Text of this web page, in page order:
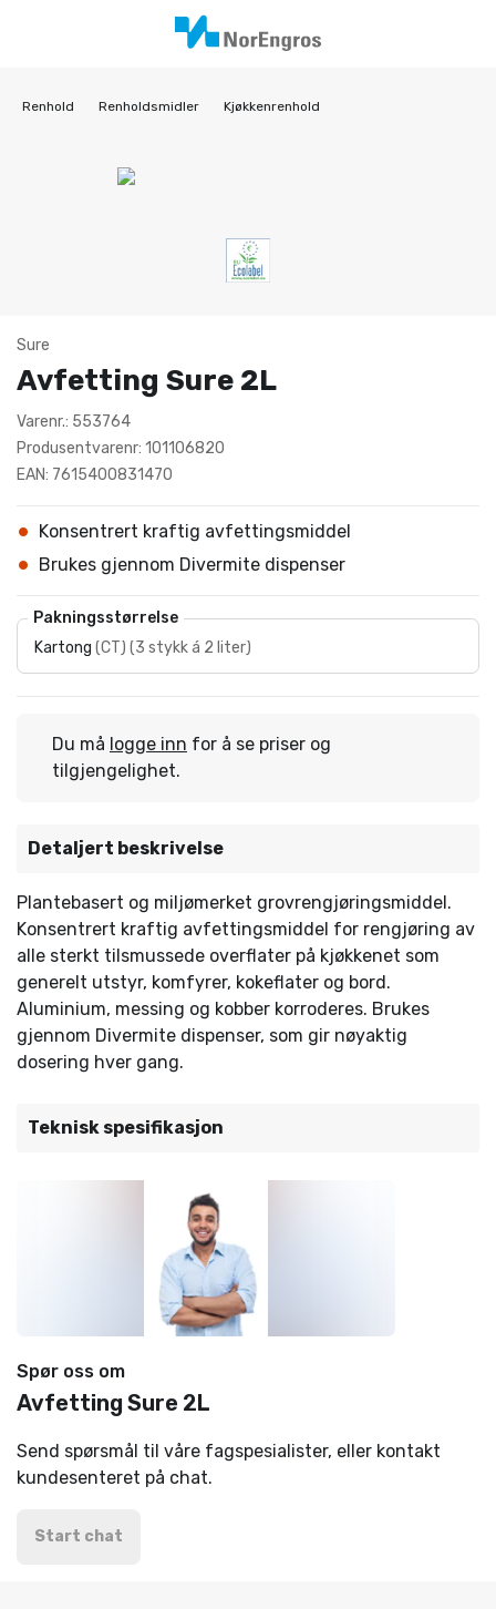
Renhold Renholdsmidler Kjøkkenrenhold
Sure
Avfetting Sure 2L
Varenr.: 553764
Produsentvarenr: 101106820
EAN: 7615400831470
Konsentrert kraftig avfettingsmiddel
Brukes gjennom Divermite dispenser
Pakningsstørrelse
Kartong (CT) (3 stykk á 2 liter)
Du må logge inn for å se priser og
tilgjengelighet.
Detaljert beskrivelse
Plantebasert og miljømerket grovrengjøringsmiddel.
Konsentrert kraftig avfettingsmiddel for rengjøring av
alle sterkt tilsmussede overflater på kjøkkenet som
generelt utstyr, komfyrer, kokeflater og bord.
Aluminium, messing og kobber korroderes. Brukes
gjennom Divermite dispenser, som gir nøyaktig
dosering hver gang.
Teknisk spesifikasjon
Spør oss om
Avfetting Sure 2L
Send spørsmål til våre fagspesialister, eller kontakt
kundesenteret på chat.
Start chat